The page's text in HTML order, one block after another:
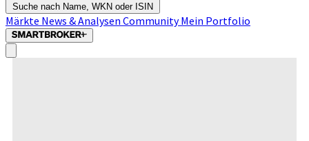
Suche nach Name, WKN oder ISIN
Märkte News & Analysen CommunityMein Portfolio